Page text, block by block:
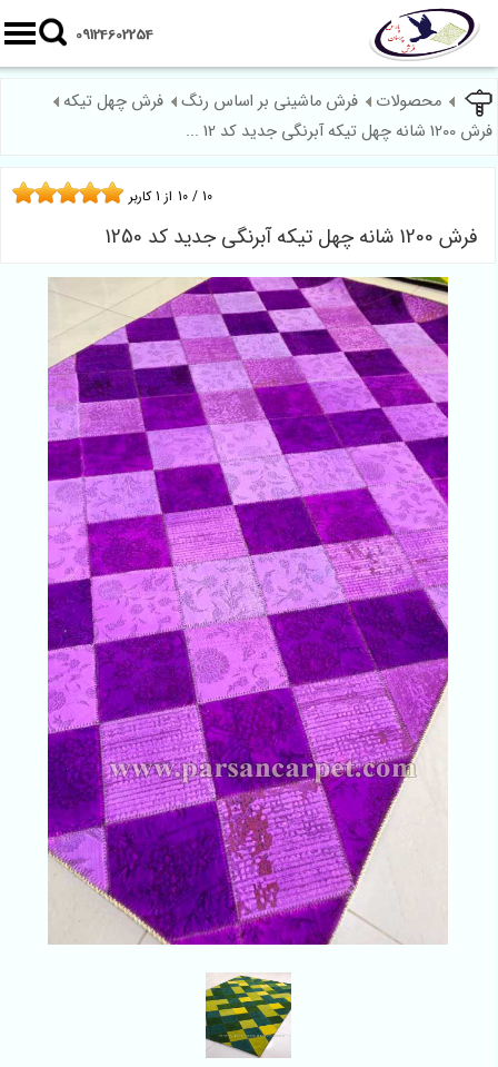
09124602254
محصولات فرش ماشینی بر اساس رنگ
فرش چهل تیکه
فرش 1200 شانه چهل تیکه آبرنگی جدید کد 12 ...
فرش 1200 شانه چهل تیکه آبرنگی جدید کد 1250
10 / 10 از1 کاربر